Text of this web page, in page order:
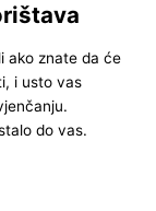
ako znate da će
i usto vas
do vas.